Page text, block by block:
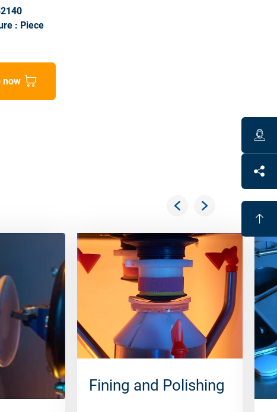
: Piece
now
Fining and Polishing